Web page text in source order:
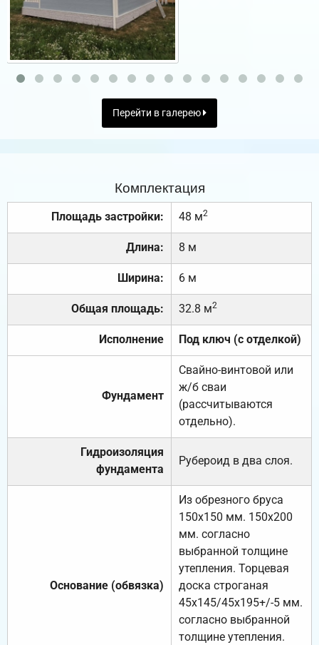
Перейти в галерею
Комплектация
Площадь застройки: 48 м2
Длина: 8 м
Ширина: 6 м
Общая площадь: 32.8 м2
Исполнение Под ключ (с отделкой)
Фундамент
Свайно-винтовой или
ж/б сваи
(рассчитываются
отдельно).
Гидроизоляция
фундамента
Рубероид в два слоя.
Основание (обвязка)
Из обрезного бруса
150х150 мм. 150х200
мм. согласно
выбранной толщине
утепления. Торцевая
доска строганая
45х145/45х195+/-5 мм.
согласно выбранной
толщине утепления.